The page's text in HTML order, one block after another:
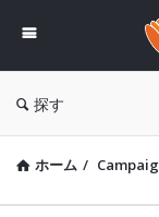
探す
ホーム /